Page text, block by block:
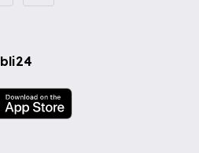
ul timpuriu; Ed. Meridiane
artelor plastic contemporane;
rusa; Ed. Meridiane (1973) 21.
Mehring Pictura excomunicata ;
Meridiane (1975) 22. Rene de Solier